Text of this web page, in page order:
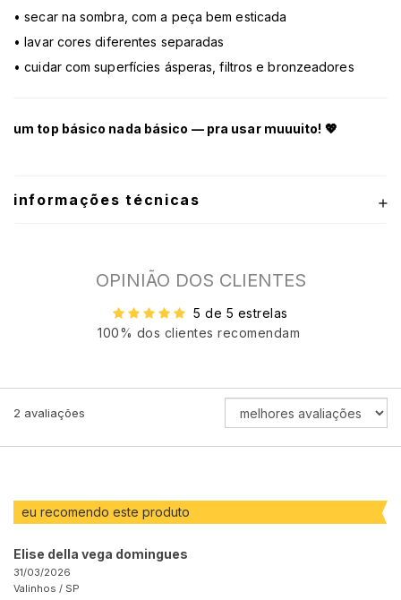
• secar na sombra, com a peça bem esticada
• lavar cores diferentes separadas
• cuidar com superfícies ásperas, filtros e bronzeadores
um top básico nada básico — pra usar muuuito! 💖
informações técnicas
OPINIÃO DOS CLIENTES
5 de 5 estrelas
100% dos clientes recomendam
2 avaliações
ORDENAR
AVALIAÇÕES
eu recomendo este produto
Elise della vega domingues
31/03/2026
Valinhos / SP